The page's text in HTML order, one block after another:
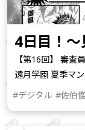
4日目！
【第16回】 審査
遠月学園 夏季マ
#デジタル #佐伯俊